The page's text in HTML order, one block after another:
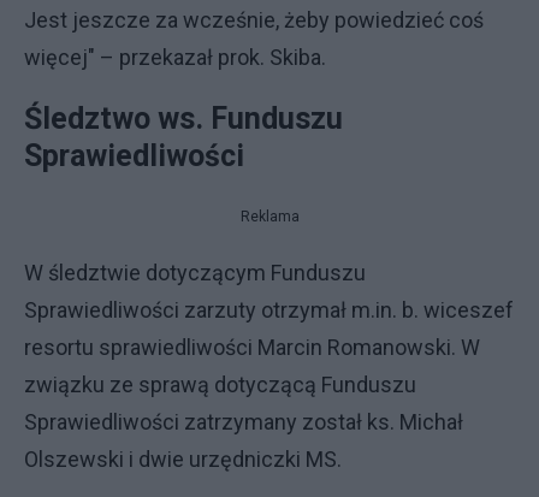
Jest jeszcze za wcześnie, żeby powiedzieć coś
więcej" – przekazał prok. Skiba.
Śledztwo ws. Funduszu
Sprawiedliwości
Reklama
W śledztwie dotyczącym Funduszu
Sprawiedliwości zarzuty otrzymał m.in. b. wiceszef
resortu sprawiedliwości Marcin Romanowski. W
związku ze sprawą dotyczącą Funduszu
Sprawiedliwości zatrzymany został ks. Michał
Olszewski i dwie urzędniczki MS.